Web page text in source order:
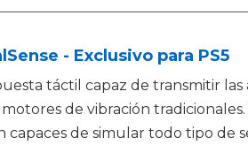
- Exclusivo para PS5
táctil capaz de transmitir las
de vibración
capaces de simular todo tipo de